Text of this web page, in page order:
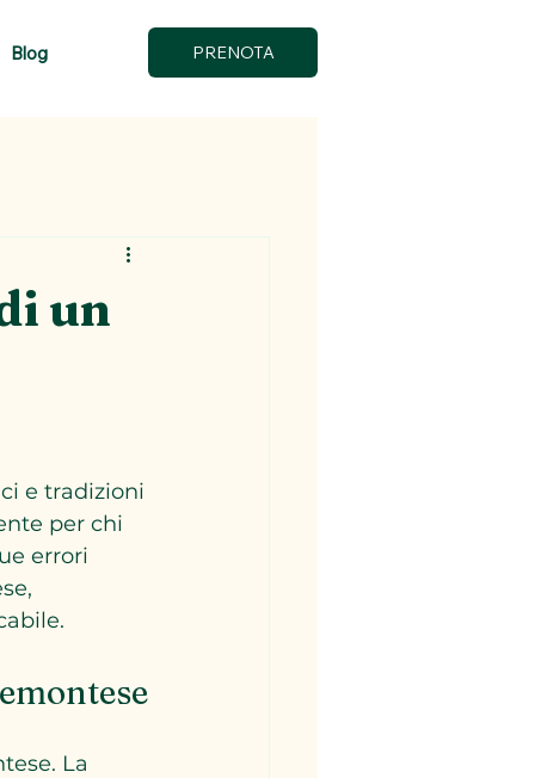
Blog PRENOTA
un
e tradizioni
per chi
errori
La